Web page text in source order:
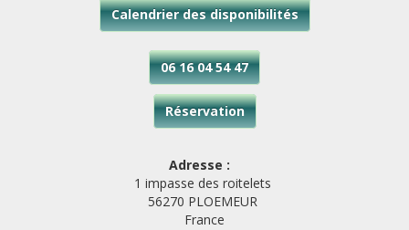
Calendrier des disponibilités
06 16 04 54 47
Réservation
Adresse :
1 impasse des roitelets
56270 PLOEMEUR
France